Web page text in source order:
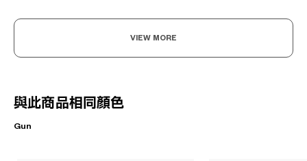
VIEW MORE
與此商品相同顏色
Gun